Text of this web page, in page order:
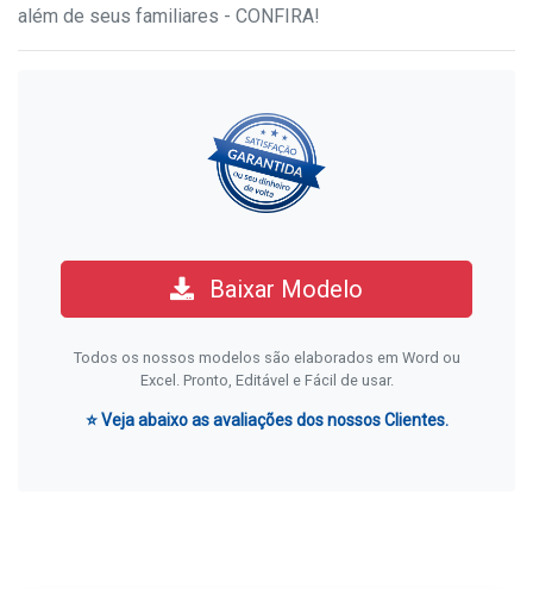
além de seus familiares - CONFIRA!
Baixar Modelo
Todos os nossos modelos são elaborados em Word ou
Excel. Pronto, Editável e Fácil de usar.
⭐ Veja abaixo as avaliações dos nossos Clientes.